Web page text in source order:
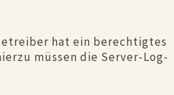
hat ein berechtigtes
müssen die Server-Log-